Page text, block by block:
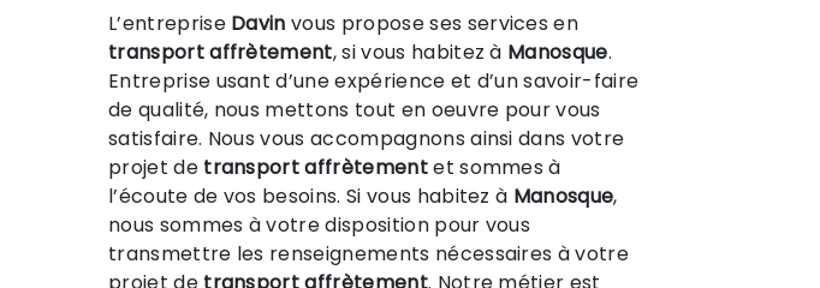
L’entreprise Davin vous propose ses services en
transport affrètement, si vous habitez à Manosque.
Entreprise usant d’une expérience et d’un savoir-faire
de qualité, nous mettons tout en oeuvre pour vous
satisfaire. Nous vous accompagnons ainsi dans votre
projet de transport affrètementet sommes à
l’écoute de vos besoins. Si vous habitez à Manosque,
nous sommes à votre disposition pour vous
transmettre les renseignements nécessaires à votre